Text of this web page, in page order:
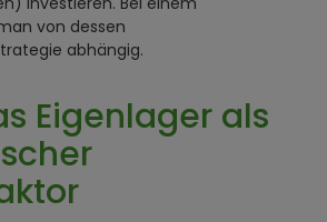
von dessen
abhängig.
Eigenlager als